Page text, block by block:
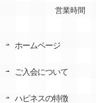
営業時間
ホームページ
ご入会について
ハピネスの特徴